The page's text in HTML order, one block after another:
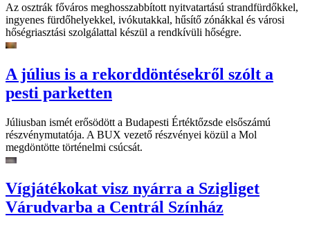
Az osztrák főváros meghosszabbított nyitvatartású strandfürdőkkel,
ingyenes fürdőhelyekkel, ivókutakkal, hűsítő zónákkal és városi
hőségriasztási szolgálattal készül a rendkívüli hőségre.
A július is a rekorddöntésekről szólt a
pesti parketten
Júliusban ismét erősödött a Budapesti Értéktőzsde elsőszámú
részvénymutatója. A BUX vezető részvényei közül a Mol
megdöntötte történelmi csúcsát.
Vígjátékokat visz nyárra a Szigliget
Várudvarba a Centrál Színház